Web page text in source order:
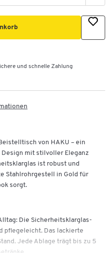
und schnelle Zahlung
von HAKU – ein
mit stilvoller Eleganz
ist robust und
Stahlrohrgestell in Gold für
sorgt.
Die Sicherheitsklarglas-
pflegeleicht. Das lackierte
Jede Ablage trägt bis zu 5